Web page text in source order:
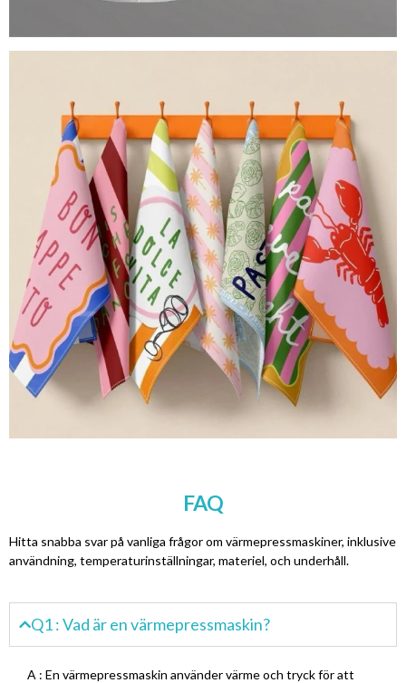
FAQ
Hitta snabba svar på vanliga frågor om värmepressmaskiner, inklusive
användning, temperaturinställningar, materiel, och underhåll.
Q1 : Vad är en värmepressmaskin?
A : En värmepressmaskin använder värme och tryck för att